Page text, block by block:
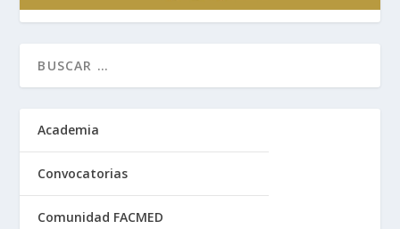
Academia
Convocatorias
Comunidad FACMED